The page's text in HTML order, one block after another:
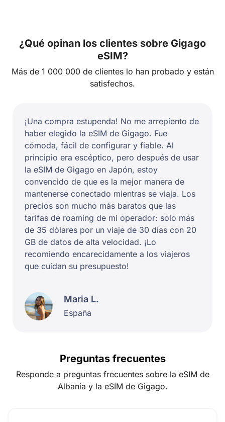
¿Qué opinan los clientes sobre Gigago
eSIM?
Más de 1 000 000 de clientes lo han probado y están
satisfechos.
¡Una compra estupenda! No me arrepiento de
haber elegido la eSIM de Gigago. Fue
cómoda, fácil de configurar y fiable. Al
principio era escéptico, pero después de usar
la eSIM de Gigago en Japón, estoy
convencido de que es la mejor manera de
mantenerse conectado mientras se viaja. Los
precios son mucho más baratos que las
tarifas de roaming de mi operador: solo más
de 35 dólares por un viaje de 30 días con 20
GB de datos de alta velocidad. ¡Lo
recomiendo encarecidamente a los viajeros
que cuidan su presupuesto!
Maria L.
España
Preguntas frecuentes
Responde a preguntas frecuentes sobre la eSIM de
Albania y la eSIM de Gigago.